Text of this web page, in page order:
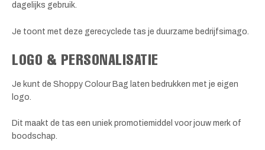
dagelijks gebruik.
Je toont met deze gerecyclede tas je duurzame bedrijfsimago.
LOGO & PERSONALISATIE
Je kunt de Shoppy Colour Bag laten bedrukken met je eigen
logo.
Dit maakt de tas een uniek promotiemiddel voor jouw merk of
boodschap.